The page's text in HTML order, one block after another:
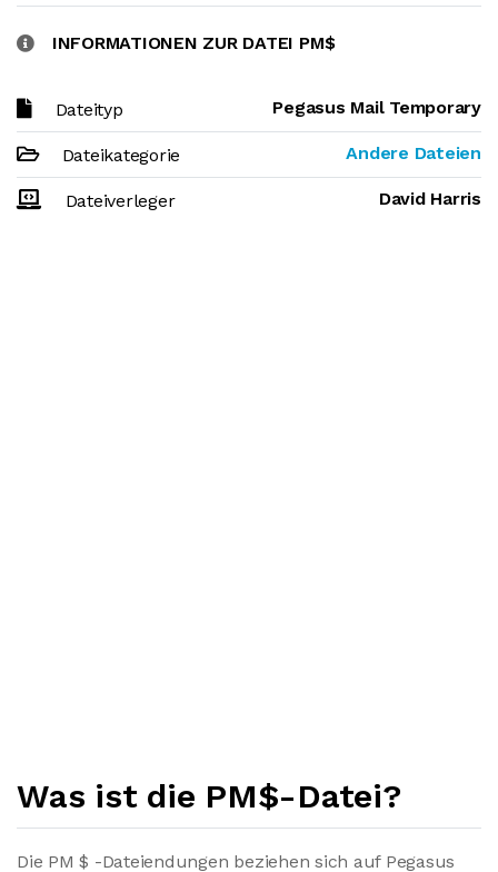
INFORMATIONEN ZUR DATEI PM$
Dateityp Pegasus Mail Temporary
Dateikategorie Andere Dateien
Dateiverleger David Harris
Was ist die PM$-Datei?
Die PM $ -Dateiendungen beziehen sich auf Pegasus